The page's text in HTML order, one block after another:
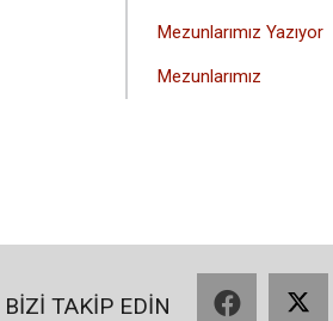
Mezunlarımız Yazıyor
Mezunlarımız
BİZİ TAKİP EDİN